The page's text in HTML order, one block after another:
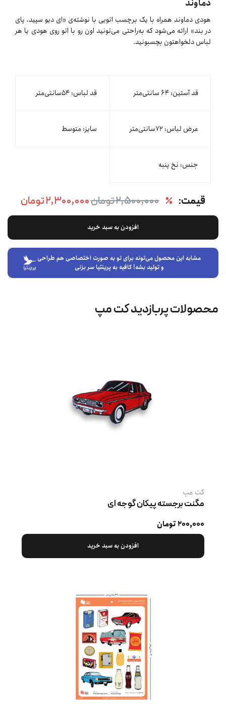
هودی دماوند همراه با یک برچسب اتویی با نوشته‌ی «ای دیو سپید، پای
در بند» ارائه می‌شود که به‌راحتی می‌تونید اون رو با اتو روی هودی یا هر
لباس دلخواهتون بچسبونید.
قد آستین: ۶۴ سانتی‌متر قد لباس: ۵۴سانتی‌متر
عرض لباس: ۷۲سانتی‌متر سایز: متوسط
جنس: نخ پنبه
قیمت: ۲,۵۰۰,۰۰۰ تومان ۲,۳۰۰,۰۰۰ تومان
افزودن به سبد خرید
مشابه این محصول می‌تونه برای تو به صورت اختصاصی هم طراحی
و تولید بشه! کافیه به پرینتیا سر بزنی
محصولات پربازدید کت‌ مپ
کت‌ مپ
مگنت برجسته پیکان گوجه ‌ای
۲۰۰,۰۰۰ تومان
افزودن به سبد خرید